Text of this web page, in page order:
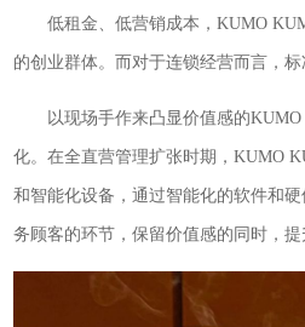
低租金、低营销成本，KUMO
的创业群体。而对于连锁经营而言，标
以现场手作来凸显价值感的KUMO
化。在全直营管理扩张时期，KUMO
和智能化设备，通过智能化的软件和
务顾客的环节，保留价值感的同时，提